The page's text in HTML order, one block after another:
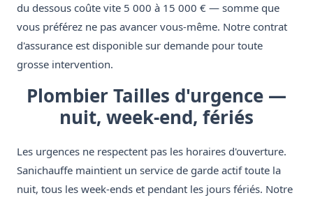
du dessous coûte vite 5 000 à 15 000 € — somme que
vous préférez ne pas avancer vous-même. Notre contrat
d'assurance est disponible sur demande pour toute
grosse intervention.
Plombier Tailles d'urgence —
nuit, week-end, fériés
Les urgences ne respectent pas les horaires d'ouverture.
Sanichauffe maintient un service de garde actif toute la
nuit, tous les week-ends et pendant les jours fériés. Notre